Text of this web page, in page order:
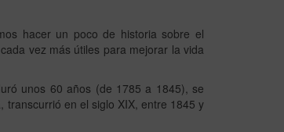
hacer un poco de historia sobre el
vez más útiles para mejorar la vida
unos 60 años (de 1785 a 1845), se
en el siglo XIX, entre 1845 y